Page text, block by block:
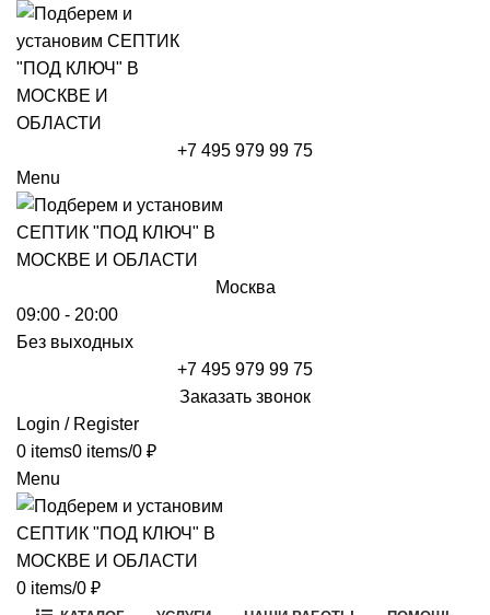
+7 495 979 99 75
Menu
Москва
09:00 - 20:00
Без выходных
+7 495 979 99 75
Заказать звонок
Login / Register
0 items0 items/0 ₽
Menu
0 items/0 ₽